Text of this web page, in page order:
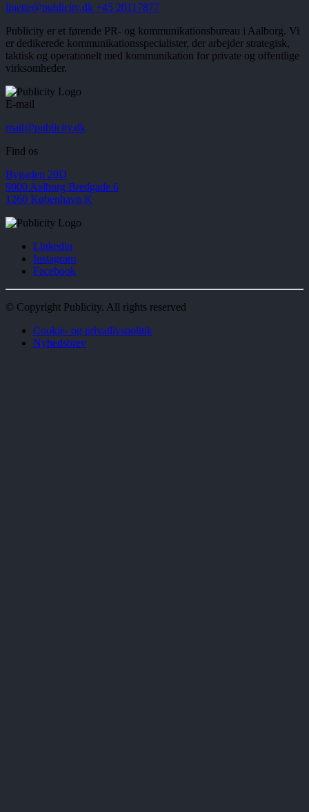
linette@publicity.dk +45 20117877
Publicity er et førende PR- og kommunikationsbureau i Aalborg. Vi
er dedikerede kommunikationsspecialister, der arbejder strategisk,
taktisk og operationelt med kommunikation for private og offentlige
virksomheder.
E-mail
mail@publicity.dk
Find os
Bygaden 20D
9000 Aalborg Bredgade 6
1260 København K
Linkedin
Instagram
Facebook
© Copyright Publicity. All rights reserved
Cookie- og privatlivspolitik
Nyhedsbrev